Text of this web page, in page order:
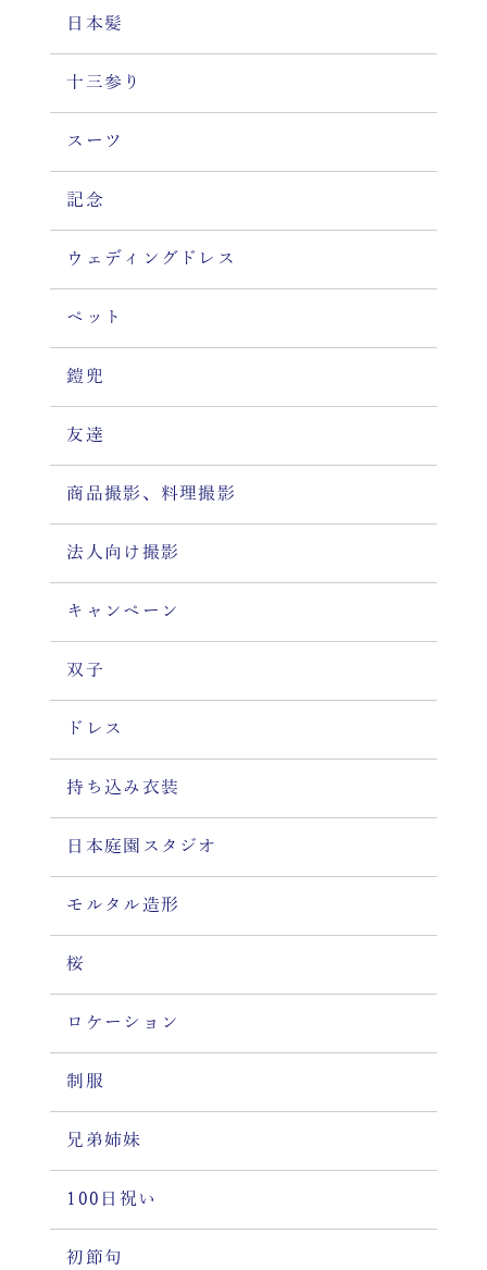
日本髪
十三参り
スーツ
記念
ウェディングドレス
ペット
鎧兜
友達
商品撮影、料理撮影
法人向け撮影
キャンペーン
双子
ドレス
持ち込み衣装
日本庭園スタジオ
モルタル造形
桜
ロケーション
制服
兄弟姉妹
100日祝い
初節句